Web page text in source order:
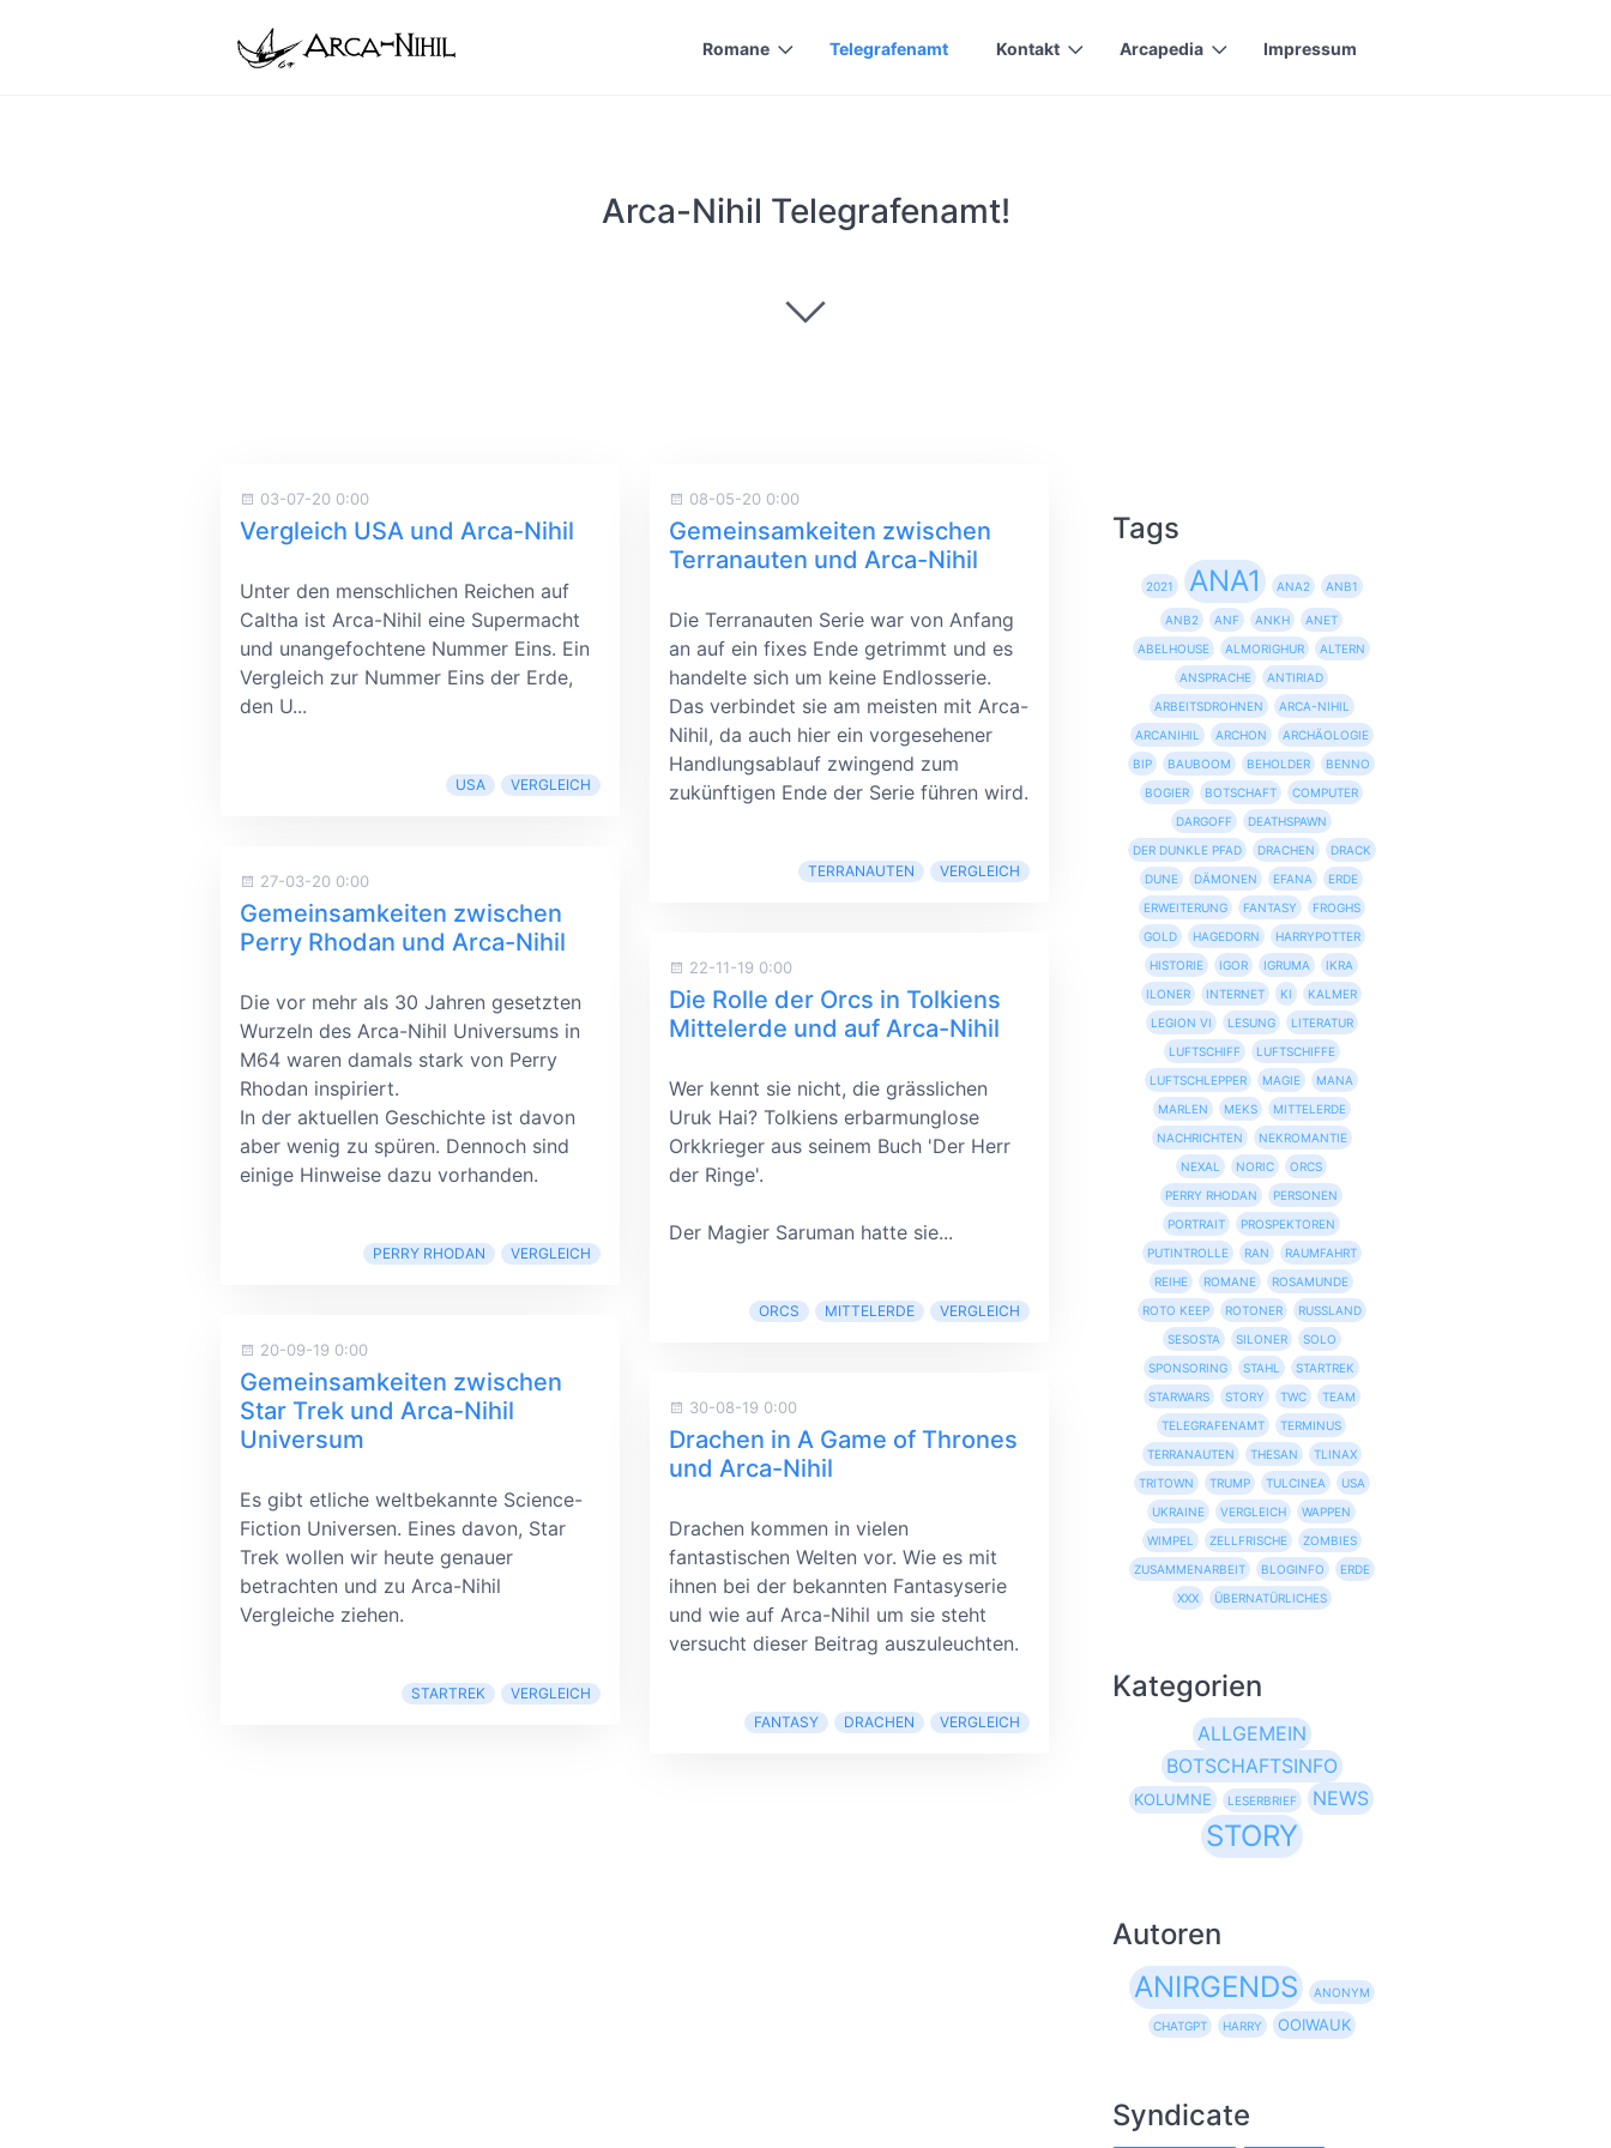
Romane Telegrafenamt Kontakt Arcapedia Impressum
Arca-Nihil Telegrafenamt!
03-07-20 0:00
Vergleich USA und Arca-Nihil
Unter den menschlichen Reichen auf
Caltha ist Arca-Nihil eine Supermacht
und unangefochtene Nummer Eins. Ein
Vergleich zur Nummer Eins der Erde,
den U...
USA VERGLEICH
27-03-20 0:00
Gemeinsamkeiten zwischen
Perry Rhodan und Arca-Nihil
Die vor mehr als 30 Jahren gesetzten
Wurzeln des Arca-Nihil Universums in
M64 waren damals stark von Perry
Rhodan inspiriert.
In der aktuellen Geschichte ist davon
aber wenig zu spüren. Dennoch sind
einige Hinweise dazu vorhanden.
PERRY RHODAN VERGLEICH
20-09-19 0:00
Gemeinsamkeiten zwischen
Star Trek und Arca-Nihil
Universum
Es gibt etliche weltbekannte Science-
Fiction Universen. Eines davon, Star
Trek wollen wir heute genauer
betrachten und zu Arca-Nihil
Vergleiche ziehen.
STARTREK VERGLEICH
08-05-20 0:00
Gemeinsamkeiten zwischen
Terranauten und Arca-Nihil
Die Terranauten Serie war von Anfang
an auf ein fixes Ende getrimmt und es
handelte sich um keine Endlosserie.
Das verbindet sie am meisten mit Arca-
Nihil, da auch hier ein vorgesehener
Handlungsablauf zwingend zum
zukünftigen Ende der Serie führen wird.
TERRANAUTEN VERGLEICH
22-11-19 0:00
Die Rolle der Orcs in Tolkiens
Mittelerde und auf Arca-Nihil
Wer kennt sie nicht, die grässlichen
Uruk Hai? Tolkiens erbarmunglose
Orkkrieger aus seinem Buch 'Der Herr
der Ringe'.
Der Magier Saruman hatte sie...
ORCS MITTELERDE VERGLEICH
30-08-19 0:00
Drachen in A Game of Thrones
und Arca-Nihil
Drachen kommen in vielen
fantastischen Welten vor. Wie es mit
ihnen bei der bekannten Fantasyserie
und wie auf Arca-Nihil um sie steht
versucht dieser Beitrag auszuleuchten.
FANTASY DRACHEN VERGLEICH
Tags
2021 ANA1 ANA2 ANB1
ANB2 ANF ANKH
ANET
ABELHOUSE
ALMORIGHUR
ALTERN
ANSPRACHE
ANTIRIAD
ARBEITSDROHNEN
ARCA-NIHIL
ARCANIHIL
ARCHON
ARCHÄOLOGIE
BIP
BAUBOOM BEHOLDER
BENNO
BOGIER
BOTSCHAFT
COMPUTER
DARGOFF
DEATHSPAWN
DER DUNKLE PFAD
DRACHEN
DRACK
DUNE
DÄMONEN EFANA
ERDE
ERWEITERUNG
FANTASY
FROGHS
GOLD
HAGEDORN
HARRYPOTTER
HISTORIE
IGOR IGRUMA
IKRA
ILONER
INTERNET KI
KALMER
LEGION VI
LESUNG
LITERATUR
LUFTSCHIFF
LUFTSCHIFFE
LUFTSCHLEPPER
MAGIE
MANA
MARLEN
MEKS
MITTELERDE
NACHRICHTEN
NEKROMANTIE
NEXAL
NORIC
ORCS
PERRY RHODAN
PERSONEN
PORTRAIT
PROSPEKTOREN
PUTINTROLLE
RAN
RAUMFAHRT
REIHE
ROMANE
ROSAMUNDE
ROTO KEEP
ROTONER
RUSSLAND
SESOSTA
SILONER
SOLO
SPONSORING
STAHL
STARTREK
STARWARS
STORY TWC
TEAM
TELEGRAFENAMT
TERMINUS
TERRANAUTEN
THESAN
TLINAX
TRITOWN
TRUMP TULCINEA
USA
UKRAINE
VERGLEICH
WAPPEN
WIMPEL
ZELLFRISCHE
ZOMBIES
ZUSAMMENARBEIT
BLOGINFO
ERDE
XXX
ÜBERNATÜRLICHES
Kategorien
ALLGEMEIN
BOTSCHAFTSINFO
KOLUMNE LESERBRIEF NEWS
STORY
Autoren
ANIRGENDS
ANONYM
CHATGPT HARRY OOIWAUK
Syndicate